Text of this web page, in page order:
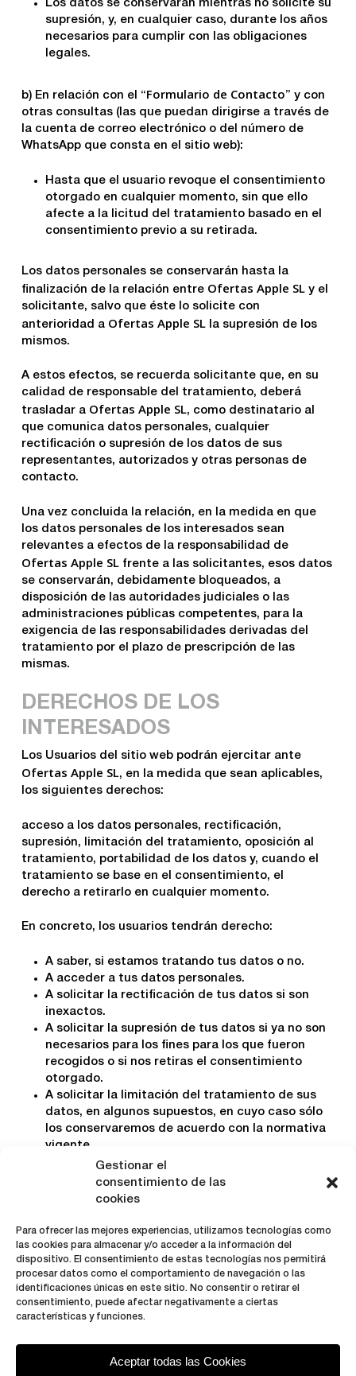
Gestionar el
consentimiento de las
cookies
Para ofrecer las mejores experiencias, utilizamos tecnologías como
las cookies para almacenar y/o acceder a la información del
dispositivo. El consentimiento de estas tecnologías nos permitirá
procesar datos como el comportamiento de navegación o las
identificaciones únicas en este sitio. No consentir o retirar el
consentimiento, puede afectar negativamente a ciertas
características y funciones.
Aceptar todas las Cookies
Los datos se conservarán mientras no solicite su
supresión, y, en cualquier caso, durante los años
necesarios para cumplir con las obligaciones
legales.
b) En relación con el “Formulario de Contacto” y con
otras consultas (las que puedan dirigirse a través de
la cuenta de correo electrónico o del número de
WhatsApp que consta en el sitio web):
Hasta que el usuario revoque el consentimiento
otorgado en cualquier momento, sin que ello
afecte a la licitud del tratamiento basado en el
consentimiento previo a su retirada.
Los datos personales se conservarán hasta la
finalización de la relación entre Ofertas Apple SLy el
solicitante, salvo que éste lo solicite con
anterioridad a Ofertas Apple SLla supresión de los
mismos.
A estos efectos, se recuerda solicitante que, en su
calidad de responsable del tratamiento, deberá
trasladar a Ofertas Apple SL, como destinatario al
que comunica datos personales, cualquier
rectificación o supresión de los datos de sus
representantes, autorizados y otras personas de
contacto.
Una vez concluida la relación, en la medida en que
los datos personales de los interesados sean
relevantes a efectos de la responsabilidad de
Ofertas Apple SLfrente a las solicitantes, esos datos
se conservarán, debidamente bloqueados, a
disposición de las autoridades judiciales o las
administraciones públicas competentes, para la
exigencia de las responsabilidades derivadas del
tratamiento por el plazo de prescripción de las
mismas.
DERECHOS DE LOS
INTERESADOS
Los Usuarios del sitio web podrán ejercitar ante
Ofertas Apple SL, en la medida que sean aplicables,
los siguientes derechos:
acceso a los datos personales, rectificación,
supresión, limitación del tratamiento, oposición al
tratamiento, portabilidad de los datos y, cuando el
tratamiento se base en el consentimiento, el
derecho a retirarlo en cualquier momento.
En concreto, los usuarios tendrán derecho:
A saber, si estamos tratando tus datos o no.
A acceder a tus datos personales.
A solicitar la rectificación de tus datos si son
inexactos.
A solicitar la supresión de tus datos si ya no son
necesarios para los fines para los que fueron
recogidos o si nos retiras el consentimiento
otorgado.
A solicitar la limitación del tratamiento de sus
datos, en algunos supuestos, en cuyo caso sólo
los conservaremos de acuerdo con la normativa
vigente.
A portar tus datos, que te serán facilitados en un
formato estructurado, de uso común o lectura
mecánica. Si lo prefieres, se los podemos enviar
válido en determinados supuestos.
A presentar una reclamación ante la Agencia
Española de Protección de Datos, si crees que no
te hemos atendido correctamente.
tratamiento para el que hayas consentido, en
Se solicita a los usuarios, que, en aras de cumplir con